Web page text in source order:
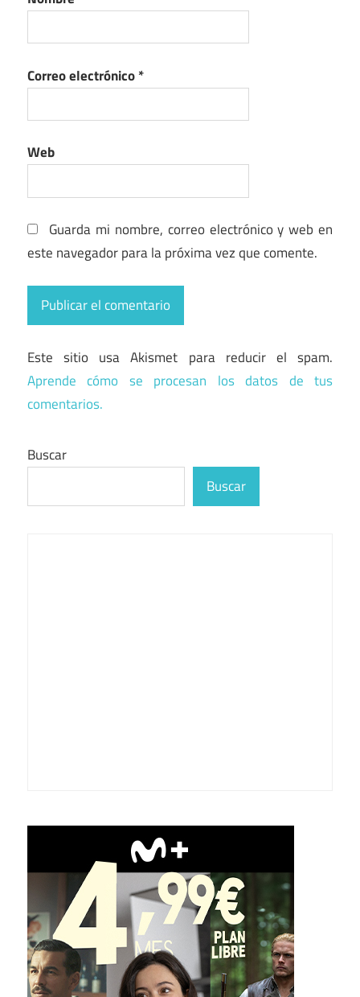
Correo electrónico*
Web
Guarda mi nombre, correo electrónico y web en
este navegador para la próxima vez que comente.
Este sitio usa Akismet para reducir el spam.
Aprende cómo se procesan los datos de tus
comentarios.
Buscar
Buscar